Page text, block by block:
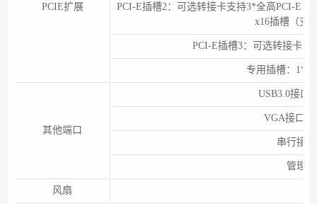
PCIE扩展
PCI-E插槽2：可选转接卡支持3*全高PCI-E
x16插槽（支
PCI-E插槽3：可选转接卡支
专用插槽：1*
其他端口
USB3.0接口
VGA接口：
串行接
管理
风扇